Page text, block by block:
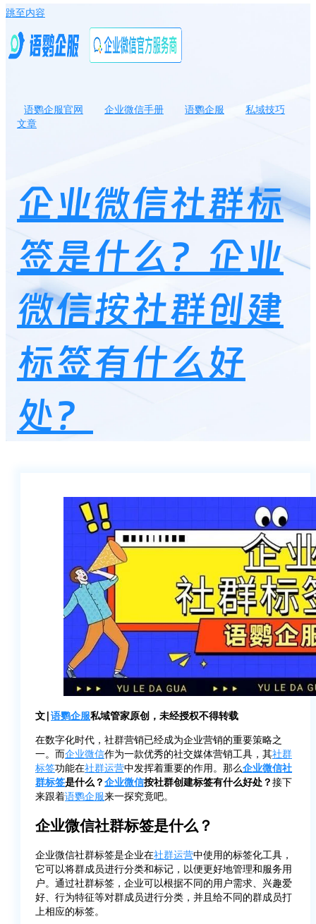
跳至内容
语鹦企服官网 企业微信手册 语鹦企服
私域技巧
文章
企业微信社群标
签是什么？企业
微信按社群创建
标签有什么好
处？
文|语鹦企服私域管家原创，未经授权不得转载
在数字化时代，社群营销已经成为企业营销的重要策略之
一。而企业微信作为一款优秀的社交媒体营销工具，其社群
标签功能在社群运营中发挥着重要的作用。那么企业微信社
群标签是什么？企业微信按社群创建标签有什么好处？接下
来跟着语鹦企服来一探究竟吧。
企业微信社群标签是什么？
企业微信社群标签是企业在社群运营中使用的标签化工具，
它可以将群成员进行分类和标记，以便更好地管理和服务用
户。通过社群标签，企业可以根据不同的用户需求、兴趣爱
好、行为特征等对群成员进行分类，并且给不同的群成员打
上相应的标签。